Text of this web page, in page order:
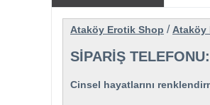
Ataköy Erotik Shop / Ataköy
SİPARİŞ
Cinsel hayatlarını